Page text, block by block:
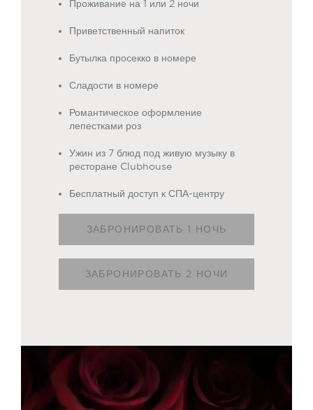
Проживание на 1 или 2 ночи
Приветственный напиток
Бутылка просекко в номере
Сладости в номере
Романтическое оформление
лепестками роз
Ужин из 7 блюд под живую музыку в
ресторане Clubhouse
Бесплатный доступ к СПА-центру
ЗАБРОНИРОВАТЬ 1 НОЧЬ
ЗАБРОНИРОВАТЬ 2 НОЧИ